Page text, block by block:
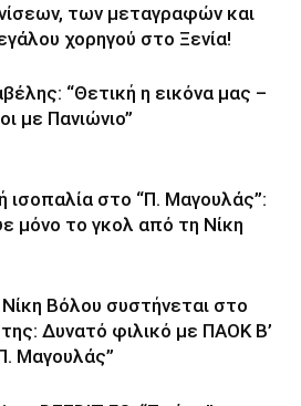
των μεταγραφών και
χορηγού στο Ξενία!
“Θετική η εικόνα μας –
με Πανιώνιο”
ισοπαλία στο “Π. Μαγουλάς”:
μόνο το γκολ από τη Νίκη
Βόλου συστήνεται στο
της: Δυνατό φιλικό με ΠΑΟΚ Β’
Μαγουλάς”